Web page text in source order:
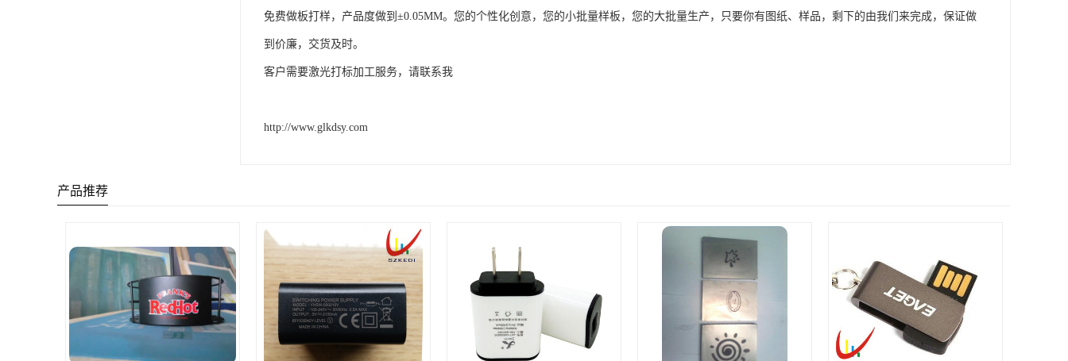
免费做板打样，产品度做到±0.05MM。您的个性化创意，您的小批量样板，您的大批量生产，只要你有图纸、样品，剩下的由我们来完成，保证做
到价廉，交货及时。
客户需要激光打标加工服务，请联系我
http://www.glkdsy.com
产品推荐